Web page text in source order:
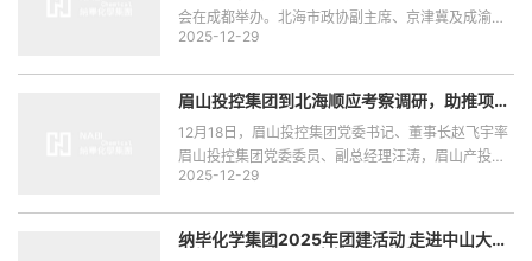
会在成都举办。北海市政协副主席、京津冀及成渝经
济圈招商工作队队长张鹏飞出席会议并讲话，顺应科
协会代表参加活动。
2025-12-29
眉山投控集团到北海顺应考察调研，助推项目
12月18日，眉山投控集团党委书记、董事长赵飞宇率
眉山投控集团党委委员、副总经理汪涛，眉山产投公
司董事长张锐，眉山产投基金公司总经理王世海及集
考察调研。
2025-12-29
纳毕化学集团2025年团建活动 走进中山大学